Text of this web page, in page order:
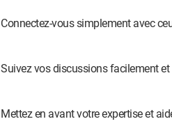
Connectez-vous simplement avec
Suivez vos discussions facilement
Mettez en avant votre expertise et